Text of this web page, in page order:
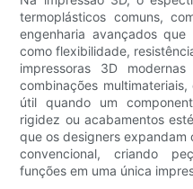
termoplásticos comuns,
engenharia avançados
como flexibilidade,
impressoras 3D
combinações
útil quando um
rigidez ou acabamentos
que os designers
convencional, criando
funções em uma única